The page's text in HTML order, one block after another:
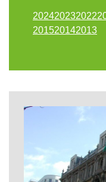
202420232022
201520142013